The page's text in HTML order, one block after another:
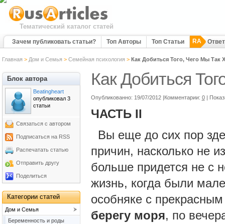
Тематический каталог статей
Зачем публиковать статьи? Топ Авторы Топ Статьи RA
Главная > Дом и Семья > Семейная психология > Как Добиться Того, Чего Мы Так
Как Добиться
Опубликованно: 19/07/2012 |Комментарии: 0 |
ЧАСТЬ II
Вы еще до сих пор
причин, насколько не
больше придется не с
жизнь, когда были
особняке с
берегу моря, по
Блок автора
Beatingheart
опубликовал 3
статьи
Связаться с автором
Подписаться на RSS
Распечатать статью
Отправить другу
Поделиться
Категории статей
Дом и Семья
Беременность и роды